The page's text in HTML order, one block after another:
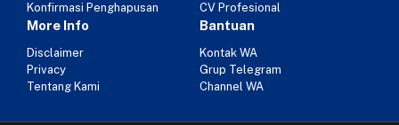
Konfirmasi Penghapusan
CV Profesional
More Info
Disclaimer
Privacy
Tentang Kami
Bantuan
Kontak WA
Grup Telegram
Channel WA